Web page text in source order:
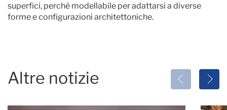
superfici, perché modellabile per adattarsi a diverse
forme e configurazioni architettoniche.
Altre notizie